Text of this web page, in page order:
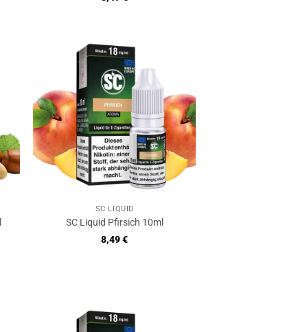
mit5von
SC LIQUID
SC Liquid Pfirsich 10ml
8,49€